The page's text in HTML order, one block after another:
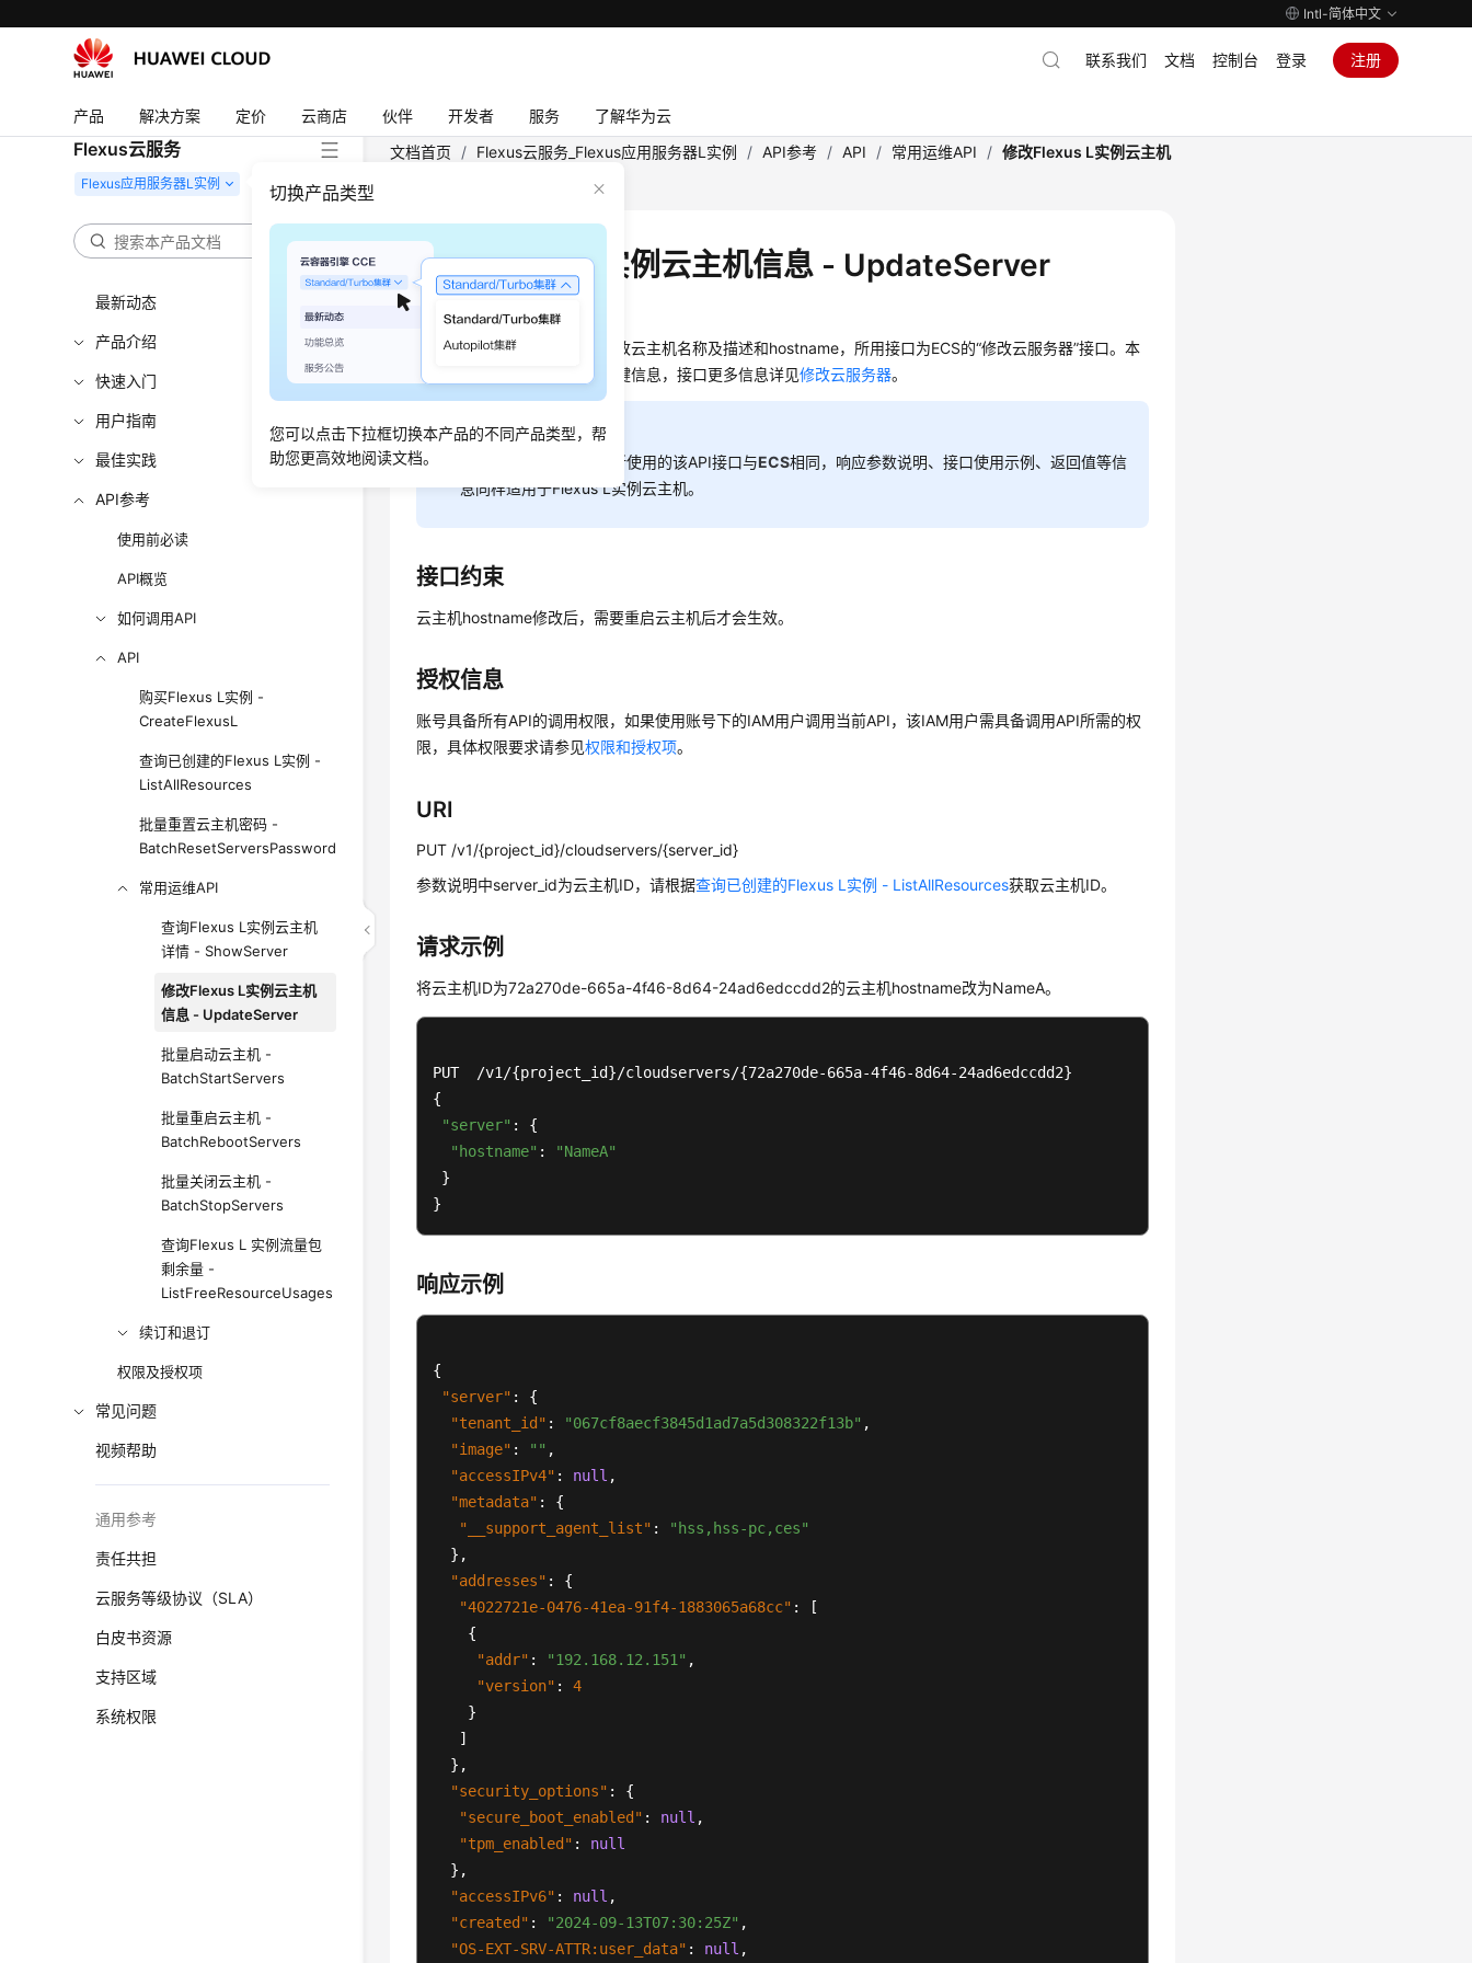
Intl-简体中文
产品 解决方案 定价 云商店 伙伴 开发者 服务 了解华为云
联系我们 文档 控制台 登录 注册
Flexus云服务
切换产品类型
您可以点击下拉框切换本产品的不同产品类型，帮
助您更高效地阅读文档。
最新动态
产品介绍
快速入门
用户指南
最佳实践
API参考
使用前必读
API概览
如何调用API
API
购买Flexus L实例 -
CreateFlexusL
查询已创建的Flexus L实例 -
ListAllResources
批量重置云主机密码 -
BatchResetServersPassword
常用运维API
查询Flexus L实例云主机
详情 - ShowServer
修改Flexus L实例云主机
信息 - UpdateServer
批量启动云主机 -
BatchStartServers
批量重启云主机 -
BatchRebootServers
批量关闭云主机 -
BatchStopServers
查询Flexus L 实例流量包
剩余量 -
ListFreeResourceUsages
续订和退订
权限及授权项
常见问题
视频帮助
通用参考
责任共担
云服务等级协议（SLA）
白皮书资源
支持区域
系统权限
文档首页 / Flexus云服务_Flexus应用服务器L实例 / API参考 / API / 常用运维API / 修改Flexus L实例云主机
修改Flexus L实例云主机信息 - UpdateServer
功能介绍
修改云主机信息，目前支持修改云主机名称及描述和hostname，所用接口为ECS的“修改云服务器”接口。本
节列举了接口使用过程中的关键信息，接口更多信息详见修改云服务器。
所使用的该API接口与ECS相同，响应参数说明、接口使用示例、返回值等信
息同样适用于Flexus L实例云主机。
接口约束
云主机hostname修改后，需要重启云主机后才会生效。
授权信息
账号具备所有API的调用权限，如果使用账号下的IAM用户调用当前API，该IAM用户需具备调用API所需的权
限，具体权限要求请参见权限和授权项。
URI
PUT /v1/{project_id}/cloudservers/{server_id}
参数说明中server_id为云主机ID，请根据查询已创建的Flexus L实例 - ListAllResources获取云主机ID。
请求示例
将云主机ID为72a270de-665a-4f46-8d64-24ad6edccdd2的云主机hostname改为NameA。
PUT  /v1/{project_id}/cloudservers/{72a270de-665a-4f46-8d64-24ad6edccdd2}
{
"server" : {
"hostname" :
"NameA"
}
}
响应示例
{
"server" :
{
"tenant_id" : "067cf8aecf3845d1ad7a5d308322f13b" ,
"image" : "" ,
"accessIPv4" : null ,
"metadata" :
{
"__support_agent_list" :
"hss,hss-pc,ces"
} ,
"addresses" :
{
"4022721e-0476-41ea-91f4-1883065a68cc" :
[
{
"addr" : "192.168.12.151" ,
"version" :
4
}
]
} ,
"security_options" :
{
"secure_boot_enabled" : null ,
"tpm_enabled" :
null
} ,
"accessIPv6" : null ,
"created" : "2024-09-13T07:30:25Z" ,
"OS-EXT-SRV-ATTR:user_data" : null ,